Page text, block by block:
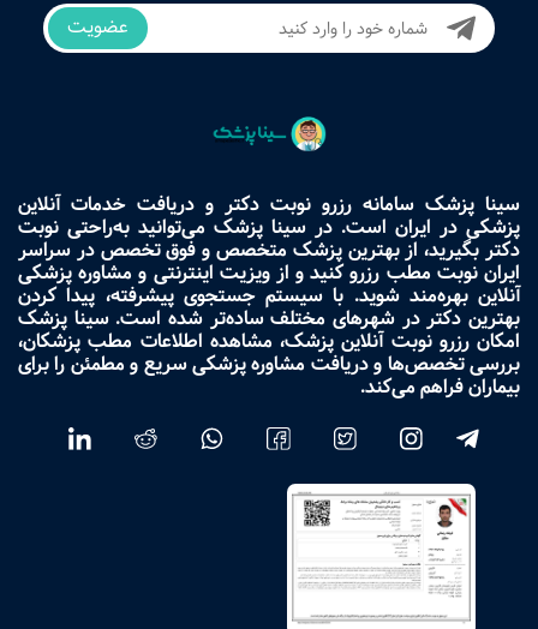
عضویت
سینا پزشک سامانه رزرو نوبت دکتر و دریافت خدمات آنلاین
پزشکی در ایران است. در سینا پزشک می‌توانید به‌راحتی نوبت
دکتر بگیرید، از بهترین پزشک متخصص و فوق تخصص در سراسر
ایران نوبت مطب رزرو کنید و از ویزیت اینترنتی و مشاوره پزشکی
آنلاین بهره‌مند شوید. با سیستم جستجوی پیشرفته، پیدا کردن
بهترین دکتر در شهرهای مختلف ساده‌تر شده است. سینا پزشک
امکان رزرو نوبت آنلاین پزشک، مشاهده اطلاعات مطب پزشکان،
بررسی تخصص‌ها و دریافت مشاوره پزشکی سریع و مطمئن را برای
بیماران فراهم می‌کند.